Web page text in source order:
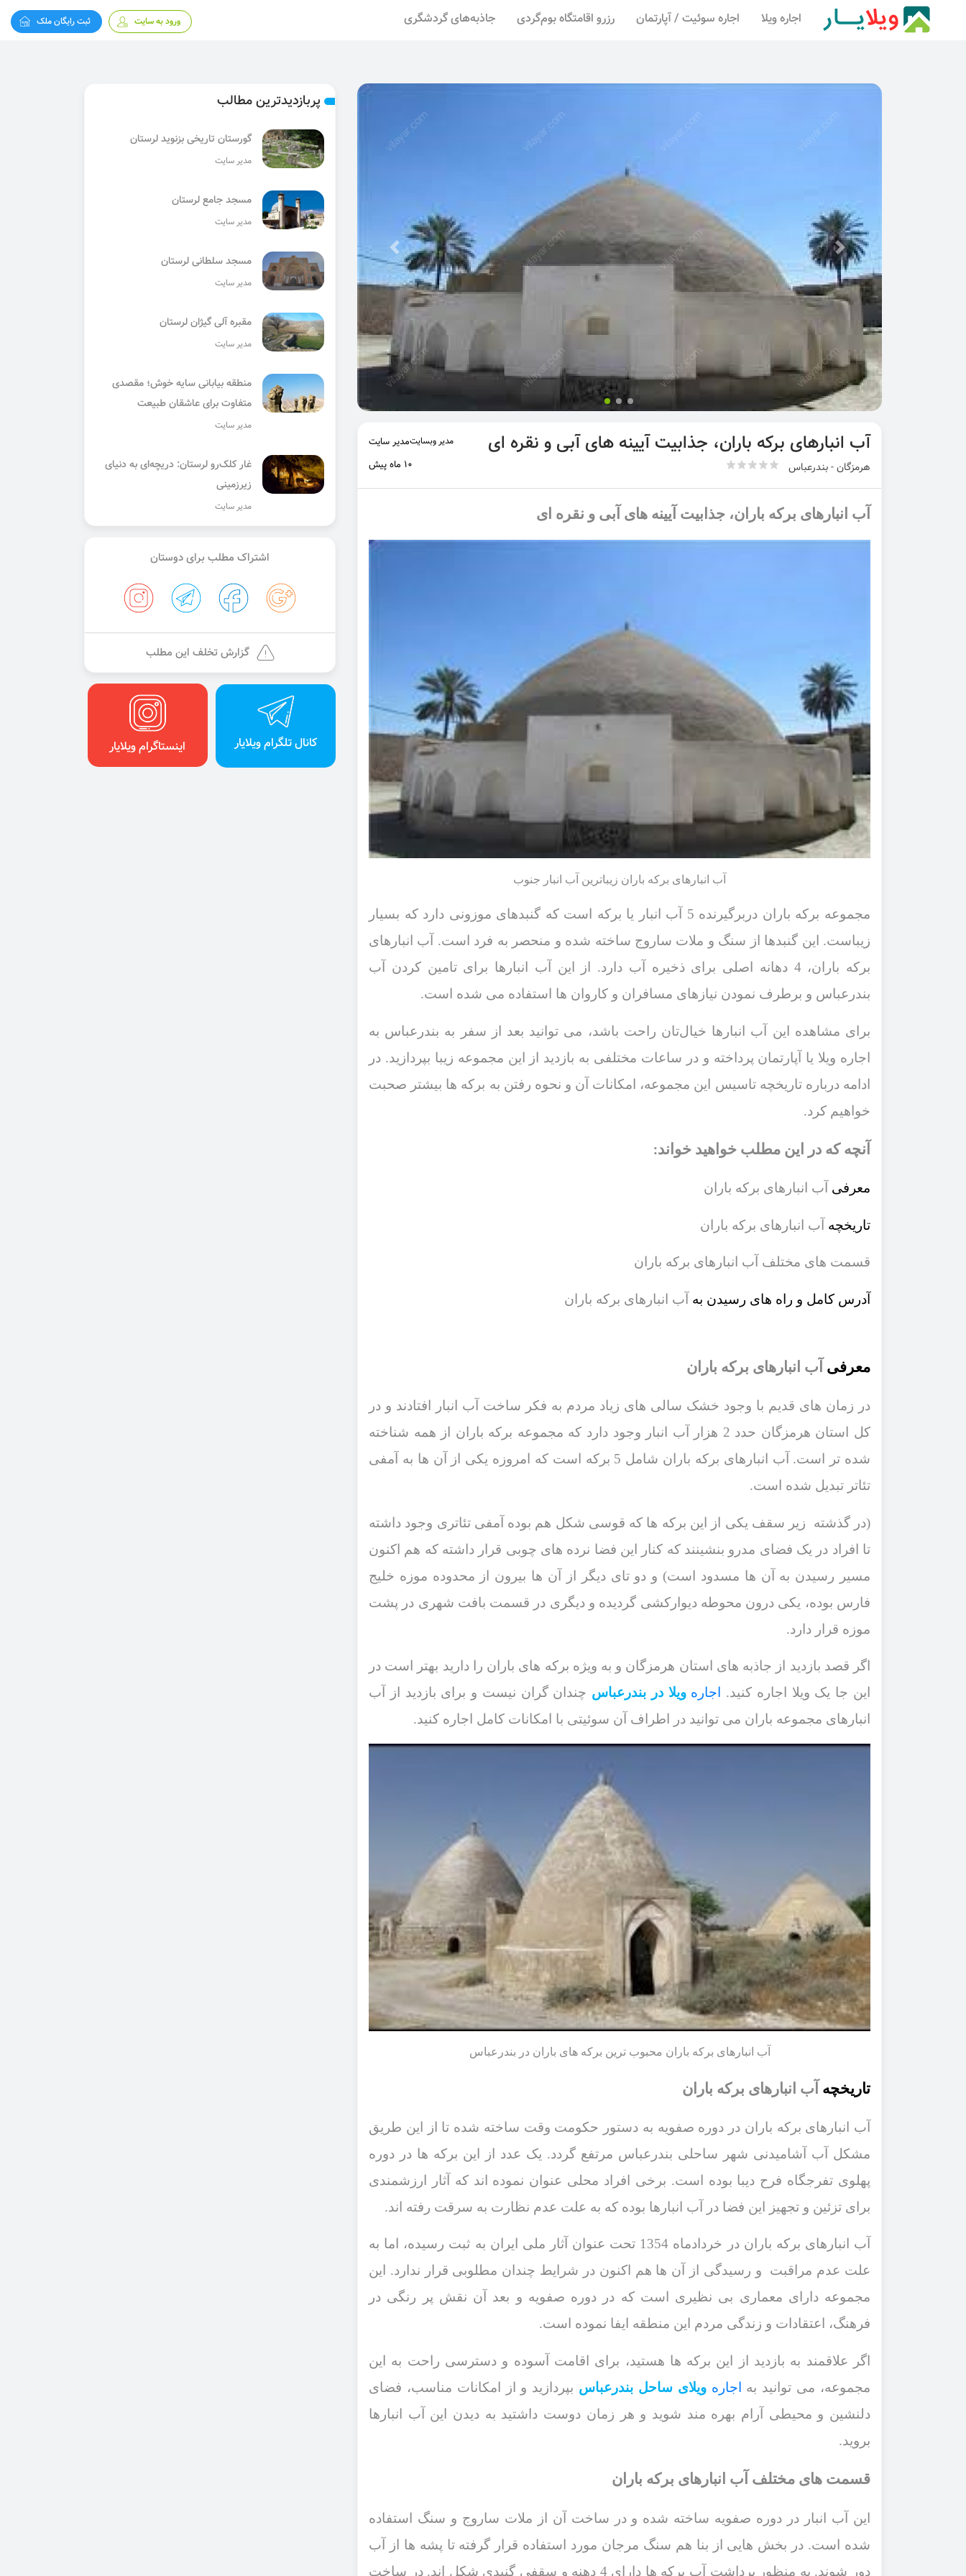
اجاره ویلا اجاره سوئیت / آپارتمان رزرو اقامتگاه بوم‌گردی جاذبه‌های گردشگری ورود به سایت ثبت رایگان ملک
آب انبارهای برکه باران، جذابیت آیینه ‌های آبی و نقره ‌ای مدیر سایتمدیر وبسایت
هرمزگان - بندرعباس 10 ماه پیش
آب انبارهای برکه باران، جذابیت آیینه ‌های آبی و نقره ‌ای
آب انبارهای برکه باران زیباترین آب انبار جنوب
مجموعه برکه باران دربرگیرنده 5 آب انبار یا برکه است که گنبدهای موزونی دارد که بسیار
زیباست. این گنبدها از سنگ و ملات ساروج ساخته شده و منحصر به فرد است. آب انبارهای
برکه باران،4 دهانه اصلی برای ذخیره آب دارد. از این آب انبارها برای تامین ‌کردن آب
بندرعباس و برطرف نمودن نیازهای مسافران و کاروان‌ ها استفاده می‌ شده است.
برای مشاهده این آب انبارها خیال‌تان راحت باشد، می ‌توانید بعد از سفر به بندرعباس به
اجاره ویلا یا آپارتمان پرداخته و در ساعات مختلفی به بازدید از این مجموعه زیبا بپردازید. در
ادامه درباره تاریخچه تاسیس این مجموعه، امکانات آن و نحوه رفتن به برکه‌ ها بیشتر صحبت
خواهیم کرد.
آنچه که در این مطلب خواهید خواند:
معرفی آب انبارهای برکه باران
تاریخچه آب انبارهای برکه باران
قسمت ‌های مختلف آب انبارهای برکه باران
آدرس کامل و راه ‌های رسیدن به آب انبارهای برکه باران
معرفی آب انبارهای برکه باران
در زمان ‌های قدیم با وجود خشک سالی ‌های زیاد مردم به فکر ساخت آب انبار افتادند و در
کل استان هرمزگان حدد 2 هزار آب انبار وجود دارد که مجموعه برکه باران از همه شناخته
شده ‌تر است. آب انبارهای برکه باران شامل 5 برکه است که امروزه یکی از آن ‌ها به آمفی
‌تئاتر تبدیل شده است.
(در گذشته زیر سقف یکی از این برکه ها که قوسی شکل هم بوده آمفی ‌تئاتری وجود داشته
تا افراد در یک فضای مدرو بنشینند که کنار این فضا نرده ‌های چوبی قرار داشته که هم ‌اکنون
مسیر رسیدن به آن ‌ها مسدود است) و دو تای دیگر از آن‌ ها بیرون از محدوده موزه خلیج
فارس بوده، یکی درون محوطه دیوارکشی گردیده و دیگری در قسمت بافت شهری در پشت
موزه قرار دارد.
اگر قصد بازدید از جاذبه ‌های استان هرمزگان و به ویژه برکه ‌های باران را دارید بهتر است در
این جا یک ویلا اجاره کنید. اجارهویلا در بندرعباس چندان گران نیست و برای بازدید از آب
انبارهای مجموعه باران می ‌توانید در اطراف آن سوئیتی با امکانات کامل اجاره کنید.
آب انبارهای برکه باران محبوب ترین برکه‌ های باران در بندرعباس
تاریخچه آب انبارهای برکه باران
آب انبارهای برکه باران در دوره صفویه به دستور حکومت وقت ساخته شده تا از این طریق
مشکل آب آشامیدنی شهر ساحلی بندرعباس مرتفع گردد. یک عدد از این برکه ‌ها در دوره
پهلوی تفرجگاه فرح دیبا بوده است. برخی افراد محلی عنوان نموده ‌اند که آثار ارزشمندی
برای تزئین و تجهیز این فضا در آب انبارها بوده که به علت عدم نظارت به سرقت رفته ‌اند.
آب انبارهای برکه باران در خردادماه 1354 تحت عنوان آثار ملی ایران به ثبت رسیده، اما به
علت عدم مراقبت و رسیدگی از آن ‌ها هم ‌اکنون در شرایط چندان مطلوبی قرار ندارد. این
مجموعه دارای معماری بی ‌نظیری است که در دوره صفویه و بعد آن نقش پر رنگی در
فرهنگ، اعتقادات و زندگی مردم این منطقه ایفا نموده است.
اگر علاقمند به بازدید از این برکه‌‎ ها هستید، برای اقامت آسوده و دسترسی راحت به این
مجموعه، می‌ توانید به اجارهویلای ساحل بندرعباس بپردازید و از امکانات مناسب، فضای
دلنشین و محیطی آرام بهره‌ مند شوید و هر زمان دوست داشتید به دیدن این آب ‌انبارها
بروید.
قسمت ‌های مختلف آب انبارهای برکه باران
این آب انبار در دوره صفویه ساخته شده و در ساخت آن از ملات ساروج و سنگ استفاده
شده است. در بخش ‌هایی از بنا هم سنگ مرجان مورد استفاده قرار گرفته تا پشه‌ ها از آب
دور شوند. به منظور برداشت آب برکه ‌ها دارای4 دهنه و سقفی گنبدی شکل ‌اند. در ساخت
پربازدیدترین مطالب
گورستان تاریخی بزنوید لرستان
مدیر سایت
مسجد جامع لرستان
مدیر سایت
مسجد سلطانی لرستان
مدیر سایت
مقبره آلی گیژان لرستان
مدیر سایت
منطقه بیابانی سایه خوش؛ مقصدی
متفاوت برای عاشقان طبیعت
مدیر سایت
غار کلک‌رو لرستان: دریچه‌ای به دنیای
زیرزمینی
مدیر سایت
اشتراک مطلب برای دوستان
گزارش تخلف این مطلب
کانال تلگرام ویلایار اینستاگرام ویلایار